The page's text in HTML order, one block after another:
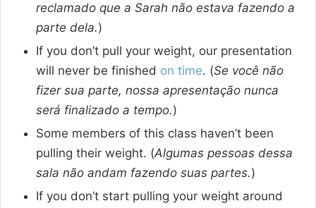
reclamado que a Sarah não estava fazendo a
parte dela.)
If you don’t pull your weight, our presentation
will never be finished on time. (Se você não
fizer sua parte, nossa apresentação nunca
será finalizado a tempo.)
Some members of this class haven’t been
pulling their weight. (Algumas pessoas dessa
sala não andam fazendo suas partes.)
If you don’t start pulling your weight around